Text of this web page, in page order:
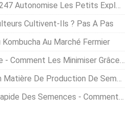
Exploitants Agricoles Grâce Au Partenariat Et À La Technologie
Cultivent-Ils ? Pas À Pas
Au Marché Fermier
Les Minimiser Grâce À La Technologie
De Semences :comment La Technologie Aide
Semences - Comment La Technologie Aide